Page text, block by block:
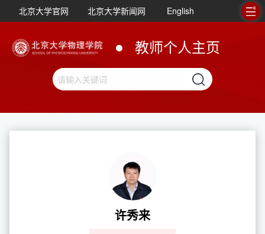
北京大学官网 北京大学新闻网 English
教师个人主页
许秀来